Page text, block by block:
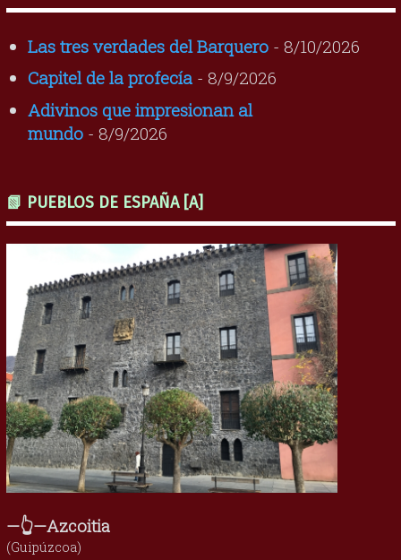
Las tres verdades del Barquero- 8/10/2026
Capitel de la profecía- 8/9/2026
Adivinos que impresionan al
mundo- 8/9/2026
📗 PUEBLOS DE ESPAÑA [A]
—👆—Azcoitia
(Guipúzcoa)